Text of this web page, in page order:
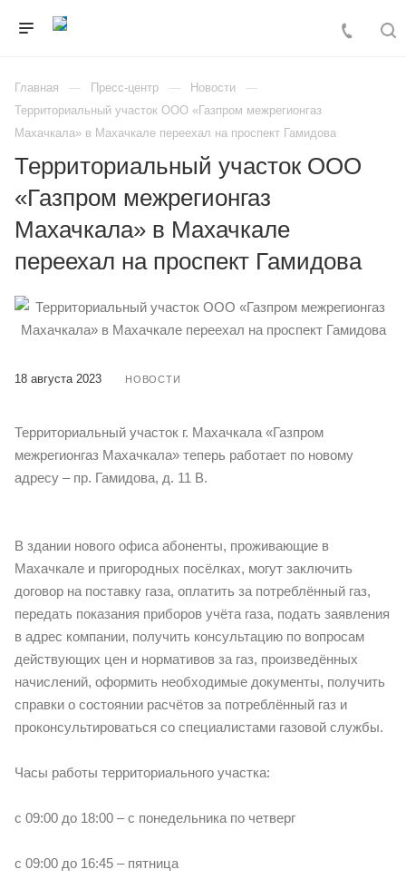
Главная Пресс-центр
Новости
Территориальный участок ООО «Газпром межрегионгаз
Махачкала» в Махачкале переехал на проспект Гамидова
Территориальный участок ООО
«Газпром межрегионгаз
Махачкала» в Махачкале
переехал на проспект Гамидова
18 августа 2023 НОВОСТИ
Территориальный участок г. Махачкала «Газпром
межрегионгаз Махачкала» теперь работает по новому
адресу – пр. Гамидова, д. 11 В.
В здании нового офиса абоненты, проживающие в
Махачкале и пригородных посёлках, могут заключить
договор на поставку газа, оплатить за потреблённый газ,
передать показания приборов учёта газа, подать заявления
в адрес компании, получить консультацию по вопросам
действующих цен и нормативов за газ, произведённых
начислений, оформить необходимые документы, получить
справки о состоянии расчётов за потреблённый газ и
проконсультироваться со специалистами газовой службы.
Часы работы территориального участка:
с 09:00 до 18:00 – с понедельника по четверг
с 09:00 до 16:45 – пятница